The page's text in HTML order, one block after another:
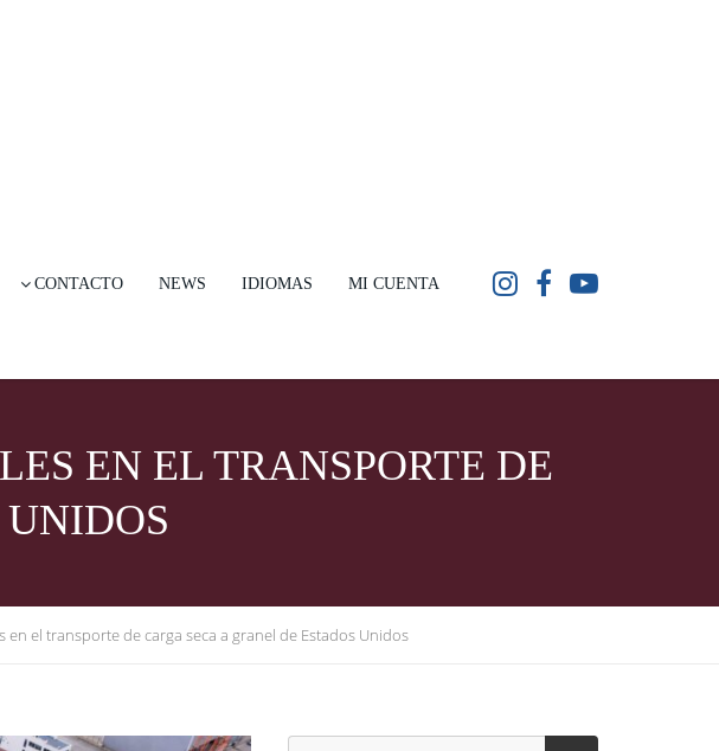
CONTACTO NEWS IDIOMAS MI CUENTA
EN EL TRANSPORTE DE
en el transporte de carga seca a granel de Estados Unidos